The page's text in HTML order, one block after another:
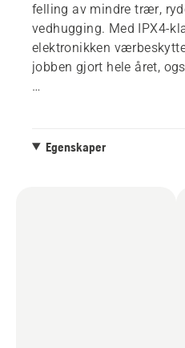
felling av mindre trær,
vedhugging. Med IPX4-
elektronikken
jobben gjort hele året,
stoppe med bare et
Egenskaper